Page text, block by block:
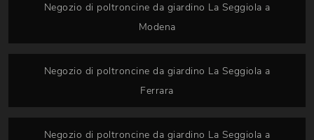
Negozio di poltroncine da giardino La Seggiola a
Modena
Negozio di poltroncine da giardino La Seggiola a
Ferrara
Negozio di poltroncine da giardino La Seggiola a